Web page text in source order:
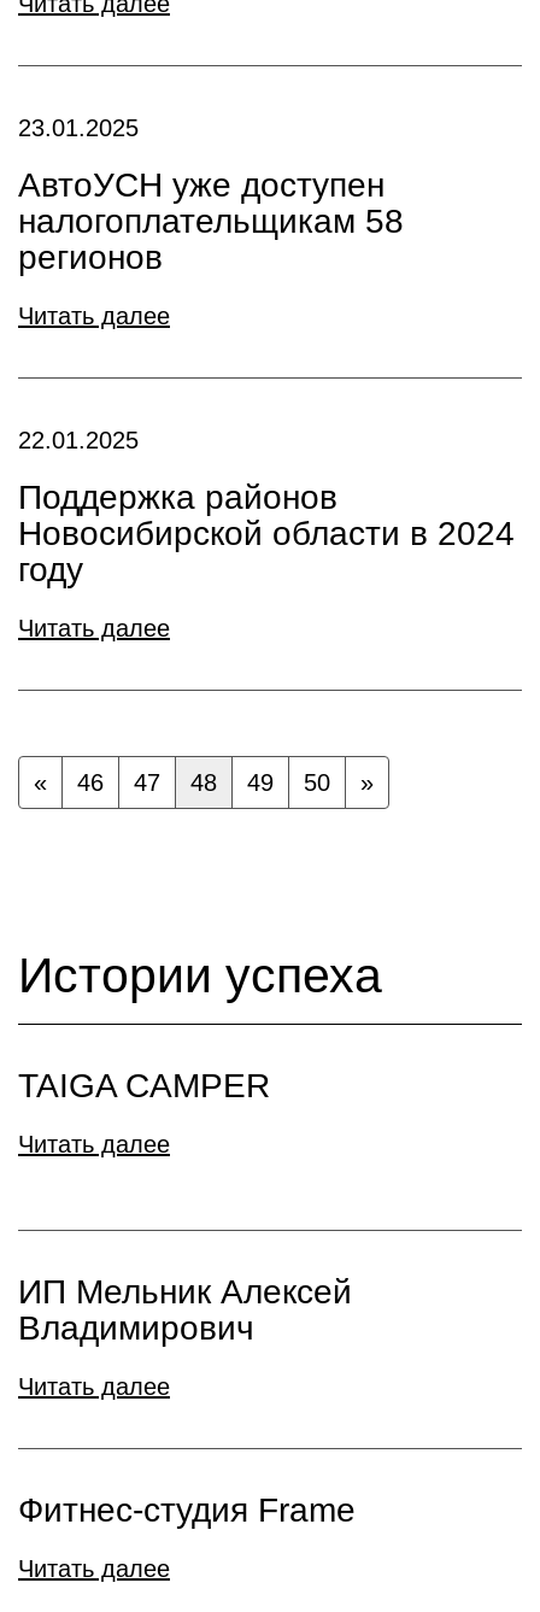
23.01.2025
АвтоУСН уже доступен
налогоплательщикам 58
регионов
Читать далее
22.01.2025
Поддержка районов
Новосибирской области в 2024
году
Читать далее
« 46 47 48 49 50 »
Истории успеха
TAIGA CAMPER
Читать далее
ИП Мельник Алексей
Владимирович
Читать далее
Фитнес-студия Frame
Читать далее